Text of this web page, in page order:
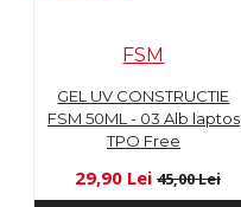
FSM
GEL UV CONSTRUCTIE
FSM 50ML - 03 Alb laptos
TPO Free
29,90 Lei 45,00 Lei